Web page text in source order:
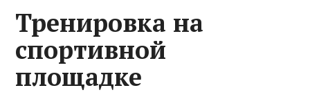
Тренировка на
спортивной
площадке